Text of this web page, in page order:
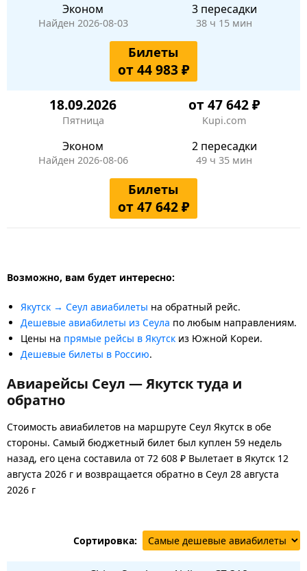
Эконом
Найден 2026-08-03
3 пересадки
38 ч 15 мин
Билеты
от 44 983 ₽
18.09.2026
Пятница
от 47 642 ₽
Kupi.com
Эконом
Найден 2026-08-06
2 пересадки
49 ч 35 мин
Билеты
от 47 642 ₽
Возможно, вам будет интересно:
Якутск → Сеул авиабилеты на обратный рейс.
Дешевые авиабилеты из Сеула по любым направлениям.
Цены на прямые рейсы в Якутск из Южной Кореи.
Дешевые билеты в Россию.
Авиарейсы Сеул — Якутск туда и
обратно
Стоимость авиабилетов на маршруте Сеул Якутск в обе
стороны. Самый бюджетный билет был куплен 59 недель
назад, его цена составила от 72 608 ₽ Вылетает в Якутск 12
августа 2026 г и возвращается обратно в Сеул 28 августа
2026 г
Сортировка: